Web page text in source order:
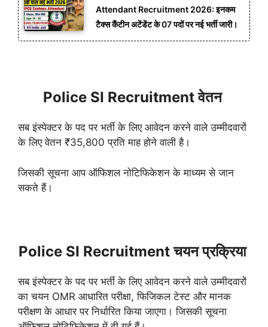
Attendant Recruitment 2026: इनकम
टैक्स कैंटीन अटेंडेंट के 07 पदों पर नई भर्ती जारी।
Police SI Recruitment वेतन
सब इंस्पेक्टर के पद पर भर्ती के लिए आवेदन करने वाले उम्मीदवारों
के लिए वेतन ₹35,800 प्रति माह होने वाली है।
जिसकी सूचना आप ऑफिशल नोटिफिकेशन के माध्यम से जान
सकते हैं।
Police SI Recruitment चयन प्रक्रिया
सब इंस्पेक्टर के पद पर भर्ती के लिए आवेदन करने वाले उम्मीदवारों
का चयन OMR आधारित परीक्षा, फिजिकल टेस्ट और मानक
परीक्षण के आधार पर निर्धारित किया जाएगा।जिसकी सूचना